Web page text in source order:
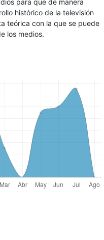
para que de manera
histórico de la televisión
teórica con la que se puede
los medios.